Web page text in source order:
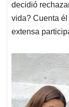
decidió
vida? Cuenta
extensa